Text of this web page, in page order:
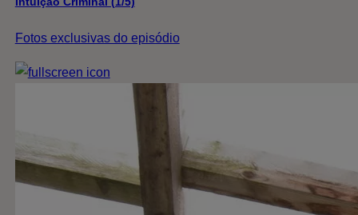
Fotos exclusivas do episódio